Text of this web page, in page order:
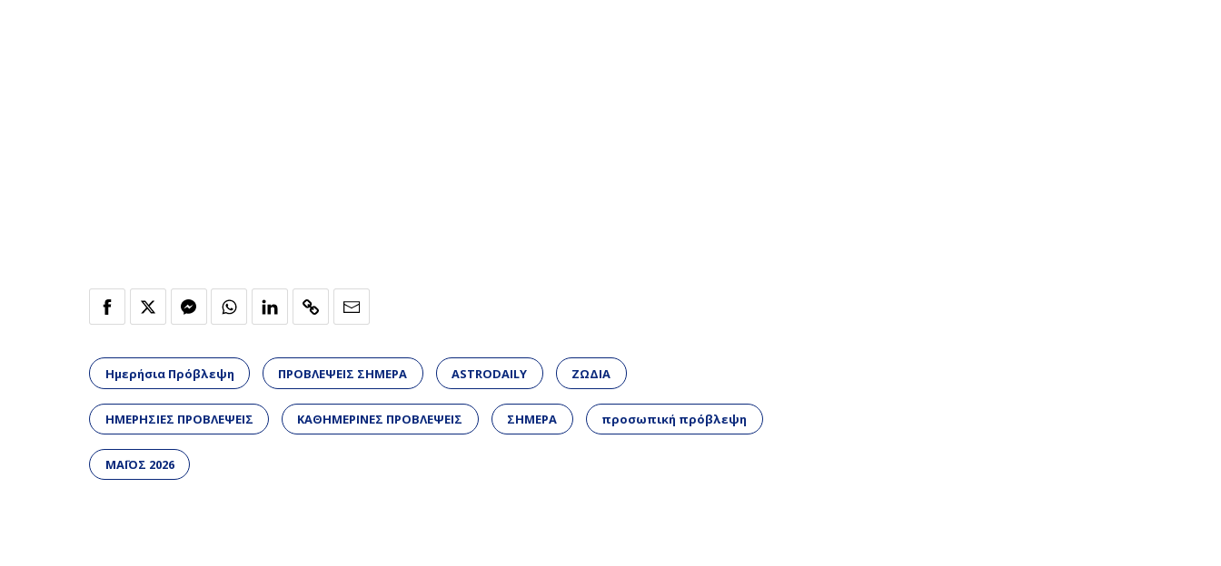
Ημερήσια Πρόβλεψη ΠΡΟΒΛΕΨΕΙΣ ΣΗΜΕΡΑ ASTRODAILY ΖΩΔΙΑ
ΗΜΕΡΗΣΙΕΣ ΠΡΟΒΛΕΨΕΙΣ ΚΑΘΗΜΕΡΙΝΕΣ ΠΡΟΒΛΕΨΕΙΣ ΣΗΜΕΡΑ προσωπική πρόβλεψη
ΜΑΪΟΣ 2026